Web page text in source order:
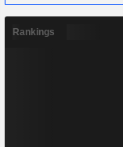
Rankings